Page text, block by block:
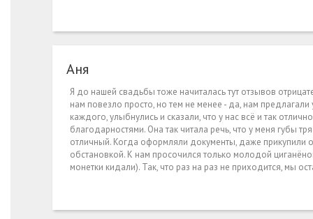
Аня
Я до нашей свадьбы тоже начиталась тут отзывов
нам повезло просто, но тем не менее - да, нам
каждого, улыбнулись и сказали, что у нас всё и так
благодарностями. Она так читала речь, что у меня губы
отличный. Когда оформляли документы, даже прикупили
обстановкой. К нам просочился только молодой
монетки кидали). Так, что раз на раз не приходится, мы